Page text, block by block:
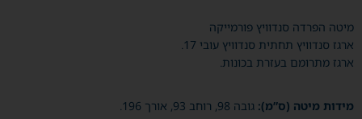
מיטה הפרדה סנדוויץ פורמייקה
ארגז סנדוויץ תחתית סנדוויץ עובי 17.
ארגז מתרומם בעזרת בכונות.
מידות מיטה (ס”מ): גובה 98, רוחב 93, אורך 196.